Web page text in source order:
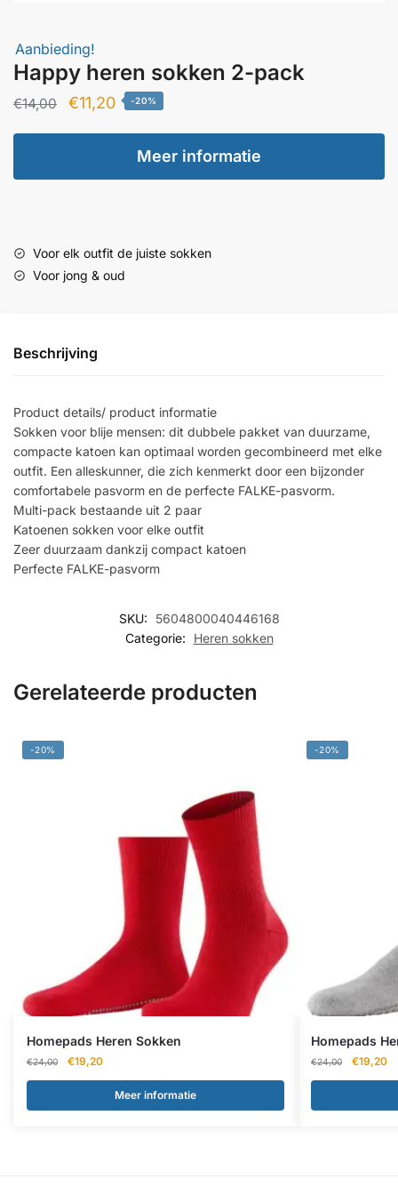
Aanbieding!
Happy heren sokken 2-pack
€14,00
Oorspronkelijke
€14,00.
€11,20Huidige
€11,20.
-20%
Meer informatie
Voor elk outfit de juiste sokken
Voor jong & oud
Beschrijving
Product details/ product informatie
Sokken voor blije mensen: dit dubbele pakket van duurzame,
compacte katoen kan optimaal worden gecombineerd met elke
outfit. Een alleskunner, die zich kenmerkt door een bijzonder
comfortabele pasvorm en de perfecte FALKE-pasvorm.
Multi-pack bestaande uit 2 paar
Katoenen sokken voor elke outfit
Zeer duurzaam dankzij compact katoen
Perfecte FALKE-pasvorm
SKU:
5604800040446168
Categorie:
Heren sokken
Gerelateerde producten
-20%
Homepads Heren Sokken
€24,00
Oorspronkelijke
prijs
€24,00.
€19,20Huidige
prijs
€19,20.
Meer informatie
-20%
Homepads
€24,00
prijs
€24,00.
€19,20